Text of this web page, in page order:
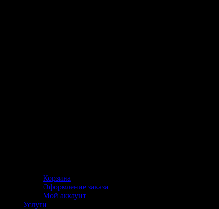
Корзина
Оформление заказа
Мой аккаунт
Услуги